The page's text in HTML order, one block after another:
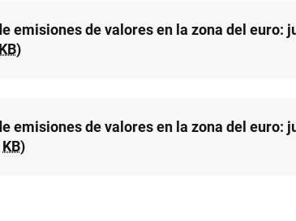
emisiones de valores en la zona del euro:
KB)
emisiones de valores en la zona del euro:
KB)